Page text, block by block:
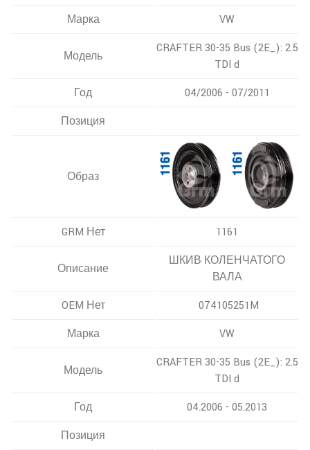
Марка
VW
Модель
CRAFTER 30-35 Bus (2E_): 2.5
TDI d
Год
04/2006 - 07/2011
Позиция
Образ
GRM Нет 1161
Описание
ШКИВ КОЛЕНЧАТОГО
ВАЛА
OEM Нет
074105251M
Марка
VW
Модель
CRAFTER 30-35 Bus (2E_): 2.5
TDI d
Год
04.2006 - 05.2013
Позиция